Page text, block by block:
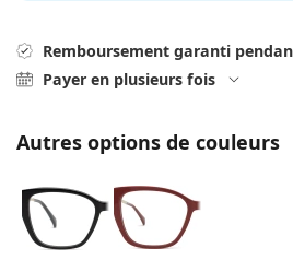
Prada
Remboursement garanti
Payer en plusieurs fois
Autres options de couleurs